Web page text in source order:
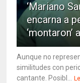
‘Mariano
encarna a
‘montaron’
Aunque no
similitudes con
cantante. Posibl...